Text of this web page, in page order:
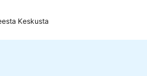
Keskusta